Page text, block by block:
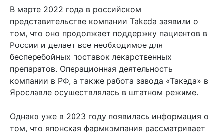
В марте 2022 года в российском
представительстве компании Takeda заявили о
том, что оно продолжает поддержку пациентов в
России и делает все необходимое для
бесперебойных поставок лекарственных
препаратов. Операционная деятельность
компании в РФ, а также работа завода «Такеда» в
Ярославле осуществлялась в штатном режиме.
Однако уже в 2023 году появилась информация о
том, что японская фармкомпания рассматривает